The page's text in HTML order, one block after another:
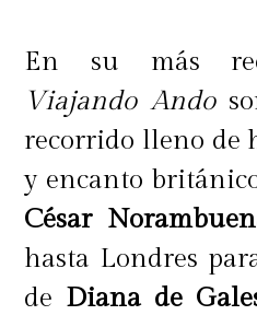
En su más
Viajando Ando
recorrido lleno de
y encanto
César
hasta Londres
de Diana de